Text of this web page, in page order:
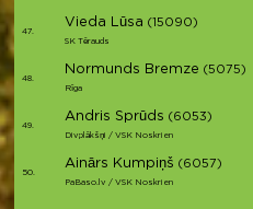
47.
Vieda Lūsa (15090)
SK Tērauds
48.
Normunds Bremze (5075)
Rīga
49.
Andris Sprūds (6053)
Divplākšņi / VSK Noskrien
50.
Ainārs Kumpiņš (6057)
PaBaso.lv / VSK Noskrien